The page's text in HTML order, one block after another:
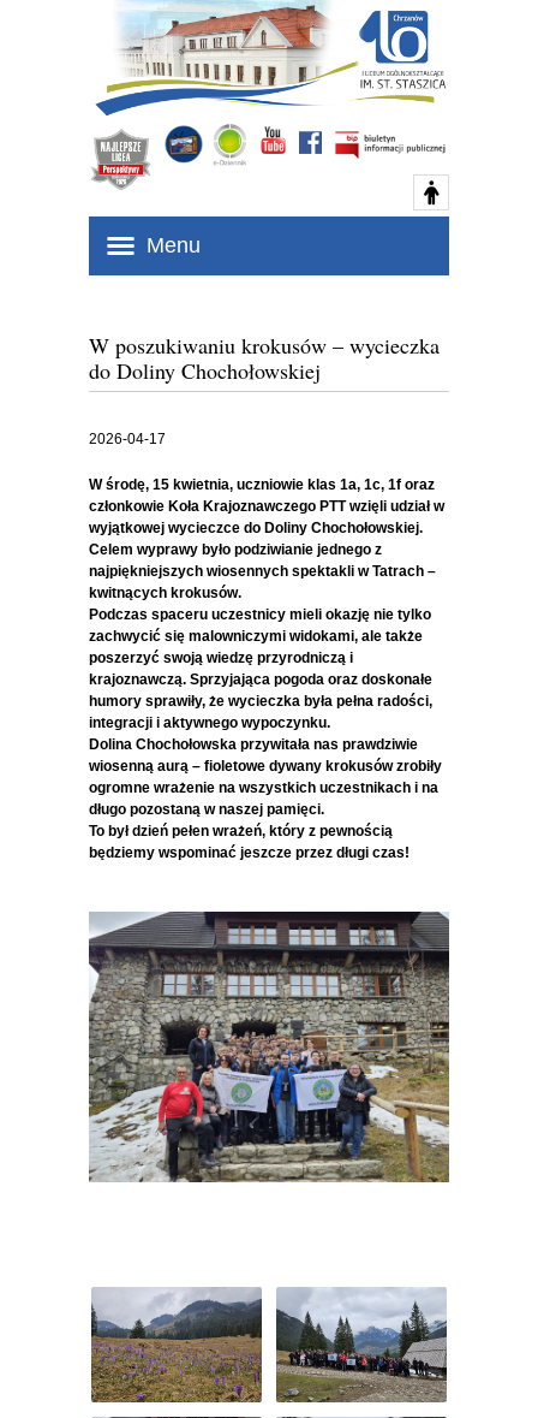
Menu
W poszukiwaniu krokusów – wycieczka
do Doliny Chochołowskiej
2026-04-17
W środę, 15 kwietnia, uczniowie klas 1a, 1c, 1f oraz
członkowie Koła Krajoznawczego PTT wzięli udział w
wyjątkowej wycieczce do Doliny Chochołowskiej.
Celem wyprawy było podziwianie jednego z
najpiękniejszych wiosennych spektakli w Tatrach –
kwitnących krokusów.
Podczas spaceru uczestnicy mieli okazję nie tylko
zachwycić się malowniczymi widokami, ale także
poszerzyć swoją wiedzę przyrodniczą i
krajoznawczą. Sprzyjająca pogoda oraz doskonałe
humory sprawiły, że wycieczka była pełna radości,
integracji i aktywnego wypoczynku.
Dolina Chochołowska przywitała nas prawdziwie
wiosenną aurą – fioletowe dywany krokusów zrobiły
ogromne wrażenie na wszystkich uczestnikach i na
długo pozostaną w naszej pamięci.
To był dzień pełen wrażeń, który z pewnością
będziemy wspominać jeszcze przez długi czas!